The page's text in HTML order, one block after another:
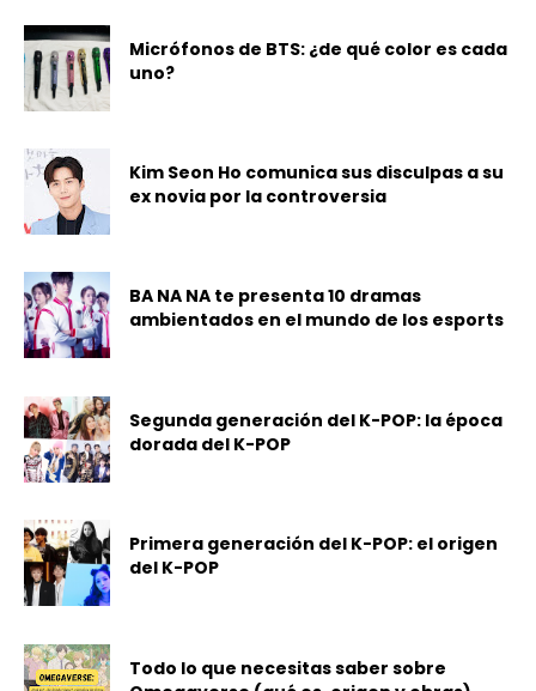
Micrófonos de BTS: ¿de qué color es cada
uno?
Kim Seon Ho comunica sus disculpas a su
ex novia por la controversia
BA NA NA te presenta 10 dramas
ambientados en el mundo de los esports
Segunda generación del K-POP: la época
dorada del K-POP
Primera generación del K-POP: el origen
del K-POP
Todo lo que necesitas saber sobre